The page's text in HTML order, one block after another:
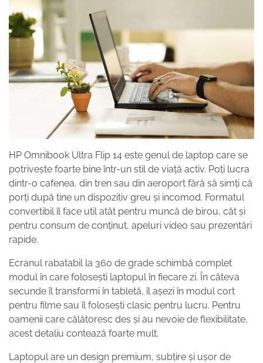
HP Omnibook Ultra Flip 14 este genul de laptop care se
potrivește foarte bine într-un stil de viață activ. Poți lucra
dintr-o cafenea, din tren sau din aeroport fără să simți că
porți după tine un dispozitiv greu și incomod. Formatul
convertibil îl face util atât pentru muncă de birou, cât și
pentru consum de conținut, apeluri video sau prezentări
rapide.
Ecranul rabatabil la 360 de grade schimbă complet
modul în care folosești laptopul în fiecare zi. În câteva
secunde îl transformi în tabletă, îl așezi în modul cort
pentru filme sau îl folosești clasic pentru lucru. Pentru
oamenii care călătoresc des și au nevoie de flexibilitate,
acest detaliu contează foarte mult.
Laptopul are un design premium, subțire și ușor de